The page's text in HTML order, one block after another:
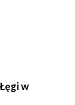
w